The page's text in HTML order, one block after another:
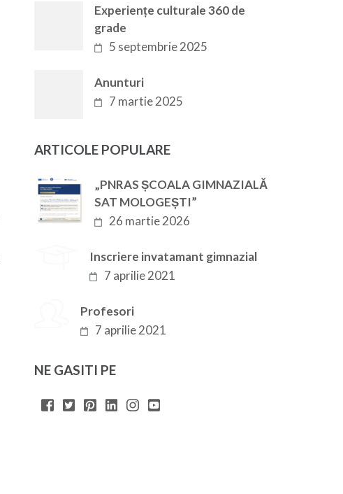
Experiențe culturale 360 de
grade
5 septembrie 2025
Anunturi
7 martie 2025
ARTICOLE POPULARE
„PNRAS ȘCOALA GIMNAZIALĂ
SAT MOLOGEȘTI”
26 martie 2026
Inscriere invatamant gimnazial
7 aprilie 2021
Profesori
7 aprilie 2021
NE GASITI PE